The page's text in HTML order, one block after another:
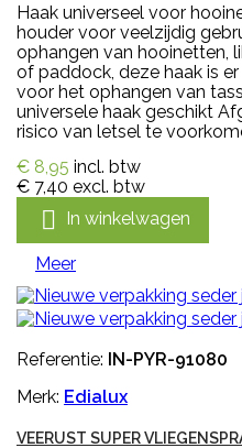
Haak universeel voor
houder voor veelzijdig
ophangen van hooinetten,
of paddock, deze haak is
voor het ophangen van
universele haak geschikt
risico van letsel te
€ 8,95 incl. btw
€ 7,40 excl. btw
 In winkelwagen
Meer
Referentie: IN-PYR-91080
Merk: Edialux
VEERUST SUPER